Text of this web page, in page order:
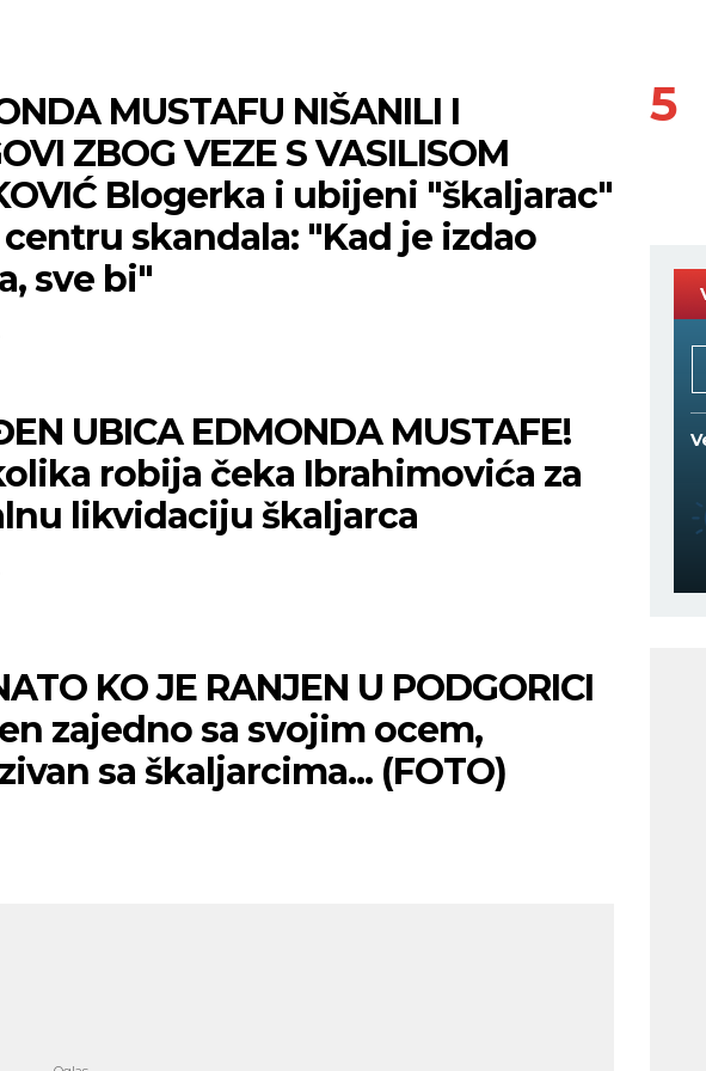
MUSTAFU NIŠANILI I
ZBOG VEZE S VASILISOM
Blogerka i ubijeni "škaljarac"
skandala: "Kad je izdao
sve bi"
UBICA EDMONDA MUSTAFE!
robija čeka Ibrahimovića za
likvidaciju škaljarca
KO JE RANJEN U PODGORICI
zajedno sa svojim ocem,
sa škaljarcima... (FOTO)
20
34
Vedro nebo
27°C
Min temp:
21
Max temp:
36
°C
Vedro nebo
Min temp: